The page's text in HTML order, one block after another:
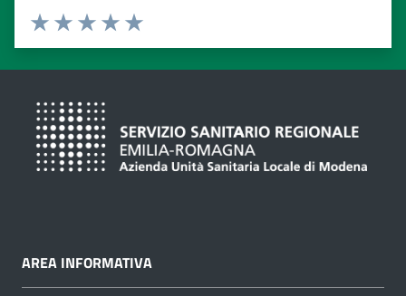
Valuta da 1 a 5 stelle
Valuta 5 stelle su 5
Valuta 4 stelle su 5
Valuta 3 stelle su 5
Valuta 2 stelle su 5
Valuta 1 stelle su 5
AREA INFORMATIVA